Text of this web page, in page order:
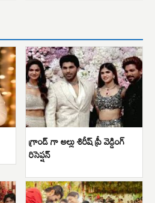
గ్రాండ్ గా అల్లు శిరీష్ ప్రీ వెడ్డింగ్
రిసెప్షన్